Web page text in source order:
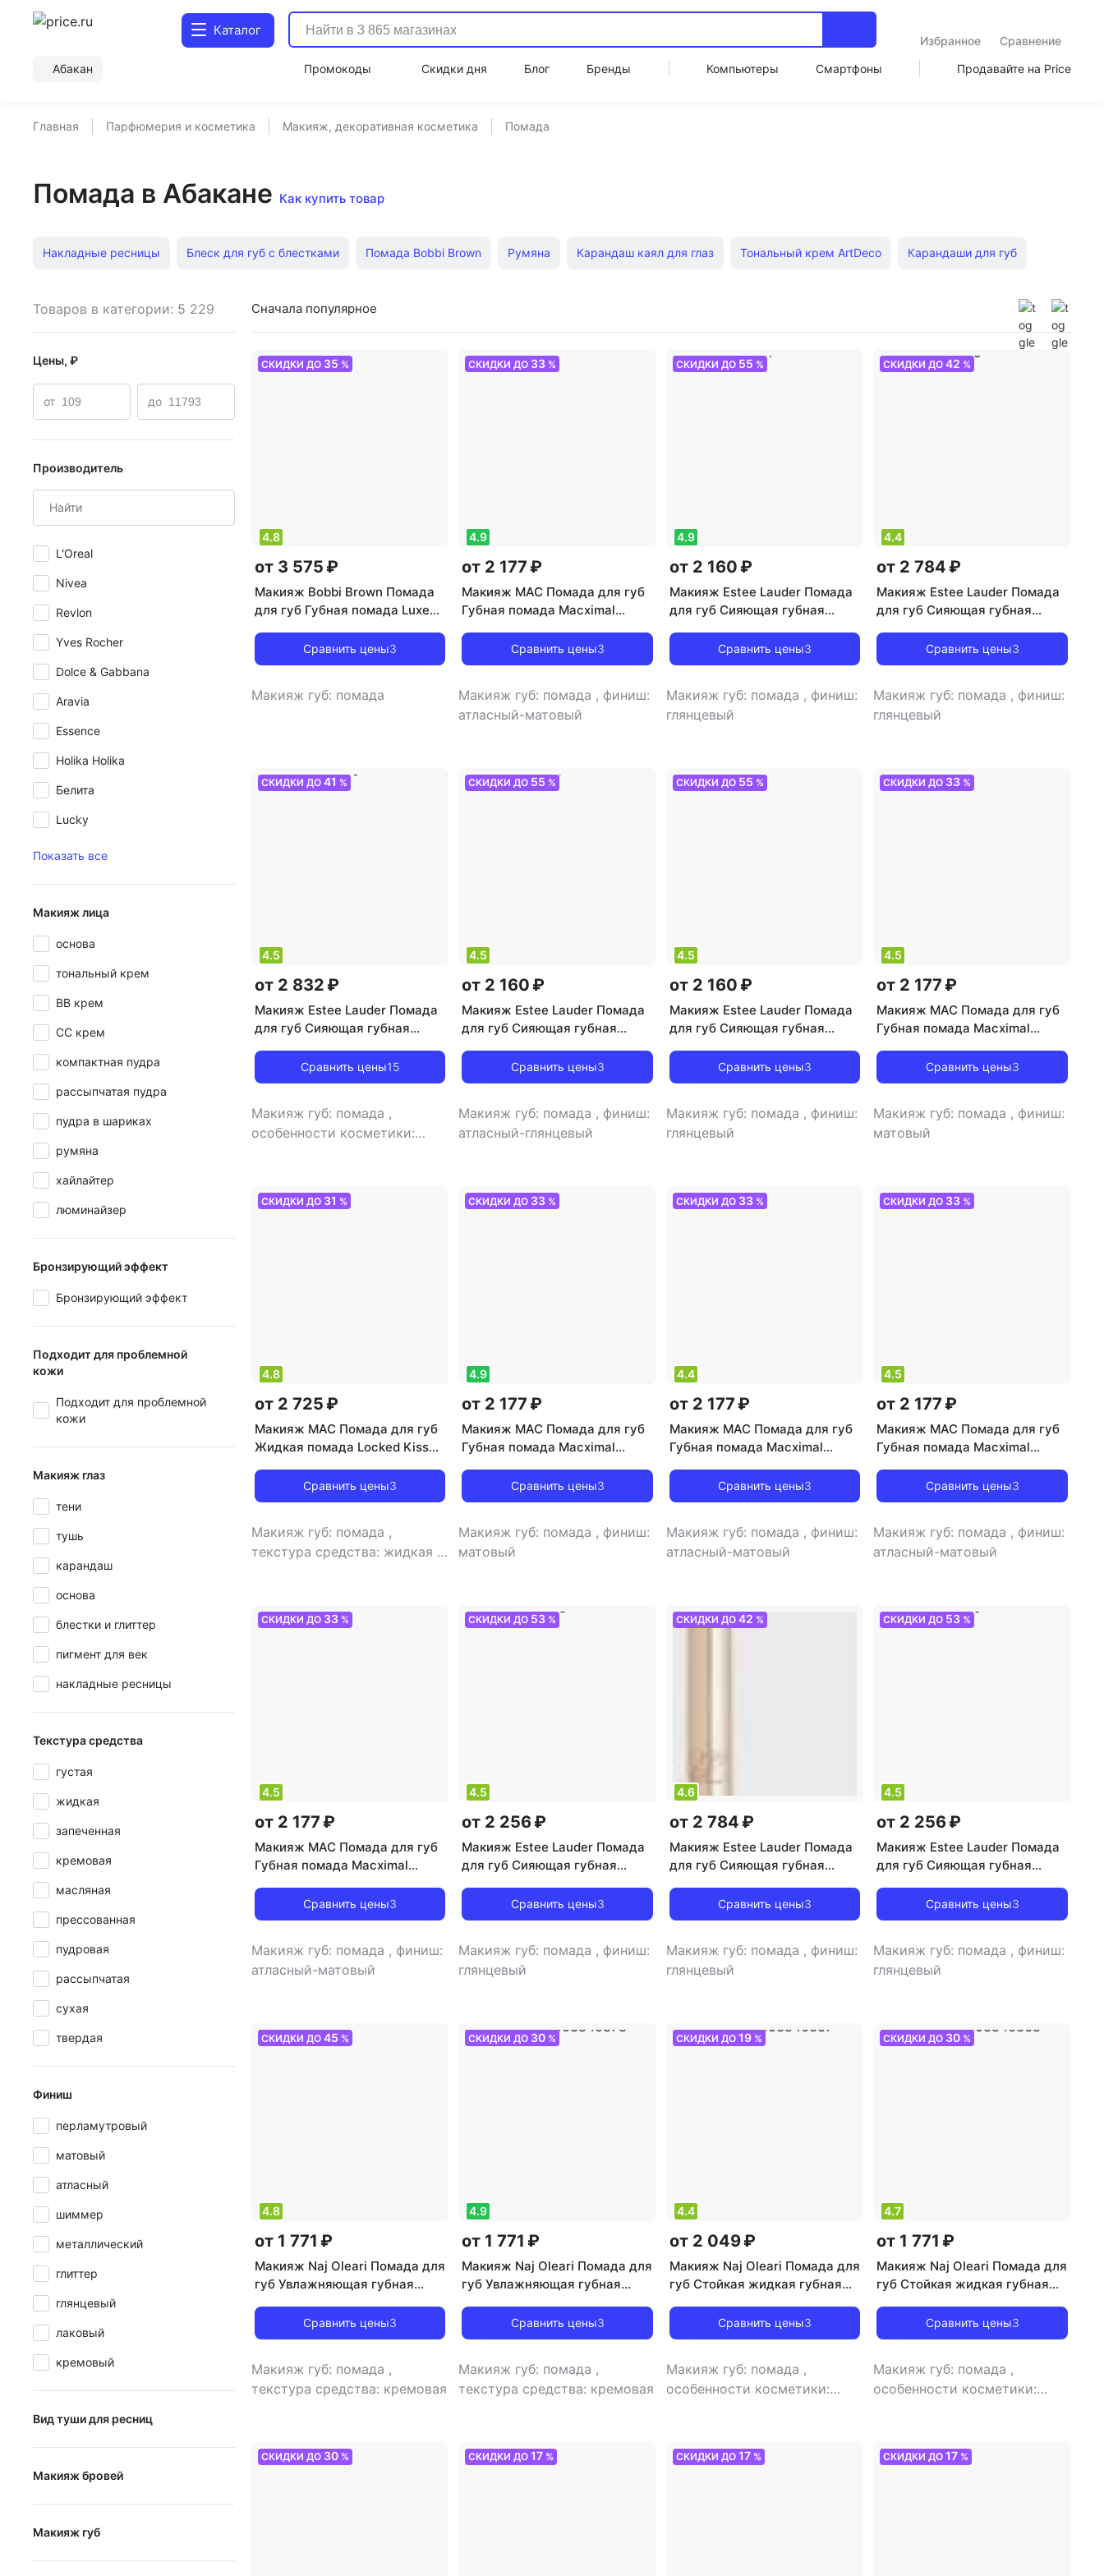
Каталог
Избранное
Сравнение
Абакан
Промокоды Скидки дня Блог Бренды Компьютеры Смартфоны Продавайте на Price
Главная Парфюмерия и косметика Макияж, декоративная косметика Помада
Помада в Абакане Как купить товар
Накладные ресницы Блеск для губ с блестками Помада Bobbi Brown Румяна Карандаш каял для глаз Тональный крем ArtDeco Карандаши для губ
Водостойкая тушь для ресниц Тональный крем Clarins Тушь для ресниц Pupa Помада Seventeen Тональный крем Missha
Товаров в категории: 5 229
Цены, ₽
от до
Производитель
L'Oreal
Nivea
Revlon
Yves Rocher
Dolce & Gabbana
Aravia
Essence
Holika Holika
Белита
Lucky
Показать все
Макияж лица
основа
тональный крем
BB крем
CC крем
компактная пудра
рассыпчатая пудра
пудра в шариках
румяна
хайлайтер
люминайзер
Бронзирующий эффект
Бронзирующий эффект
Подходит для проблемной
кожи
Подходит для проблемной
кожи
Макияж глаз
тени
тушь
карандаш
основа
блестки и глиттер
пигмент для век
накладные ресницы
Текстура средства
густая
жидкая
запеченная
кремовая
масляная
прессованная
пудровая
рассыпчатая
сухая
твердая
Финиш
перламутровый
матовый
атласный
шиммер
металлический
глиттер
глянцевый
лаковый
кремовый
Вид туши для ресниц
удлиняющая
объемная
подкручивающая
с эффектом накладных ресниц
Макияж бровей
карандаш
гель
тени
Макияж губ
помада
Сначала популярное
СКИДКИ ДО 35 %
4.8
от 3 575 ₽
Макияж Bobbi Brown Помада
для губ Губная помада Luxe
Сравнить цены3
Макияж губ: помада
СКИДКИ ДО 33 %
4.9
от 2 177 ₽
Макияж MAC Помада для губ
Губная помада Macximal
Сравнить цены3
Макияж губ: помада , финиш:
атласный-матовый
СКИДКИ ДО 55 %
4.9
от 2 160 ₽
Макияж Estee Lauder Помада
для губ Сияющая губная
Slick Shine Lipstick
0887167709874
Сравнить цены3
Макияж губ: помада , финиш:
глянцевый
СКИДКИ ДО42 %
4.4
от 2 784 ₽
Макияж Estee Lauder Помада
для губ Сияющая губная
Slick Shine Lipstick
0887167709935
Сравнить цены3
Макияж губ: помада , финиш:
глянцевый
СКИДКИ ДО 41 %
4.5
от 2 832 ₽
Макияж Estee Lauder Помада
для губ Сияющая губная
Slick Shine Lipstick
0887167709980
Сравнить цены15
Макияж губ: помада ,
особенности косметики:
СКИДКИ ДО 55 %
4.5
от 2 160 ₽
Макияж Estee Lauder Помада
для губ Сияющая губная
Slick Shine Lipstick
0887167709911
Сравнить цены3
Макияж губ: помада , финиш:
атласный-глянцевый
СКИДКИ ДО 55 %
4.5
от 2 160 ₽
Макияж Estee Lauder Помада
для губ Сияющая губная
Slick Shine Lipstick 0
Сравнить цены3
Макияж губ: помада , финиш:
глянцевый
СКИДКИ ДО 33 %
4.5
от 2 177 ₽
Макияж MAC Помада для губ
Губная помада Macximal
Сравнить цены3
Макияж губ: помада , финиш:
матовый
СКИДКИ ДО 31 %
4.8
от 2 725 ₽
Макияж MAC Помада для губ
Жидкая помада Locked Kiss
Сравнить цены3
Макияж губ: помада ,
текстура средства: жидкая ,
СКИДКИ ДО 33 %
4.9
от 2 177 ₽
Макияж MAC Помада для губ
Губная помада Macximal
Сравнить цены3
Макияж губ: помада , финиш:
матовый
СКИДКИ ДО 33%
4.4
от 2 177 ₽
Макияж MAC Помада для губ
Губная помада Macximal
Сравнить цены3
Макияж губ: помада , финиш:
атласный-матовый
СКИДКИ ДО 33 %
4.5
от 2 177 ₽
Макияж MAC Помада для губ
Губная помада Macximal
Сравнить цены3
Макияж губ: помада , финиш:
атласный-матовый
СКИДКИ ДО 33%
4.5
от 2 177 ₽
Макияж MAC Помада для губ
Губная помада Macximal
Сравнить цены3
Макияж губ: помада , финиш:
атласный-матовый
СКИДКИ ДО 53 %
4.5
от 2 256 ₽
Макияж Estee Lauder Помада
для губ Сияющая губная
Slick Shine Lipstick
0887167709898
Сравнить цены3
Макияж губ: помада , финиш:
глянцевый
СКИДКИ ДО 42 %
4.6
от 2 784 ₽
Макияж Estee Lauder Помада
для губ Сияющая губная
Slick Shine Lipstick
0887167709966
Сравнить цены3
Макияж губ: помада , финиш:
глянцевый
СКИДКИ ДО 53 %
4.5
от 2 256 ₽
Макияж Estee Lauder Помада
для губ Сияющая губная
Slick Shine Lipstick
0887167709959
Сравнить цены3
Макияж губ: помада , финиш:
глянцевый
СКИДКИ ДО 45 %
4.8
от 1 771 ₽
Макияж Naj Oleari Помада для
губ Увлажняющая губная
LIPSTICKСравнить цены3
Макияж губ: помада ,
текстура средства: кремовая
СКИДКИ ДО 30 %
4.9
от 1 771 ₽
Макияж Naj Oleari Помада для
губ Увлажняющая губная
LIPSTICK 8011003840878
Сравнить цены3
Макияж губ: помада ,
текстура средства: кремовая
СКИДКИ ДО 19%
4.4
от 2 049 ₽
Макияж Naj Oleari Помада для
губ Стойкая жидкая губная
COLOUR 8011003846337
Сравнить цены3
Макияж губ: помада ,
особенности косметики:
СКИДКИ ДО 30 %
4.7
от 1 771 ₽
Макияж Naj Oleari Помада для
губ Стойкая жидкая губная
COLOUR 8011003846368
Сравнить цены3
Макияж губ: помада ,
особенности косметики:
СКИДКИ ДО 30% СКИДКИ ДО17 % СКИДКИ ДО 17% СКИДКИ ДО17 %